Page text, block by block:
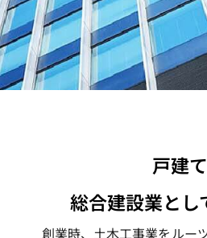
戸建
総合建設業とし
創業時、土木工事業をルー